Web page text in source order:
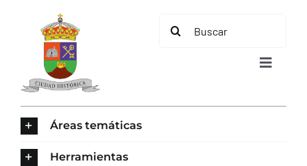
contenido
Buscar:
Toggle
Áreas temáticas
Herramientas